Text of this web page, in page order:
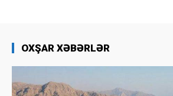
OXŞAR XƏBƏRLƏR